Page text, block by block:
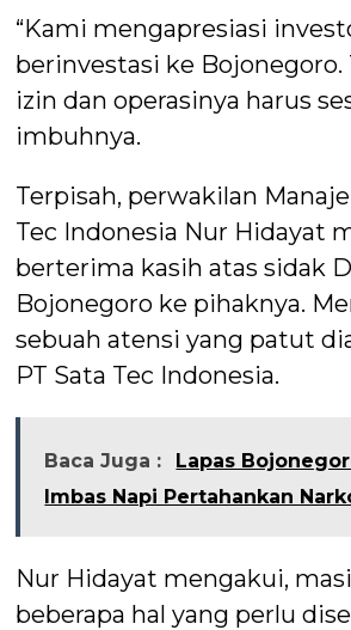
“Kami mengapresiasi
berinvestasi ke Bojonegoro.
izin dan operasinya harus
imbuhnya.
Terpisah, perwakilan
Tec Indonesia Nur Hidayat
berterima kasih atas sidak
Bojonegoro ke pihaknya.
sebuah atensi yang patut
PT Sata Tec Indonesia.
Baca Juga :
Lapas
Imbas Napi Pertahankan
Nur Hidayat mengakui,
beberapa hal yang perlu